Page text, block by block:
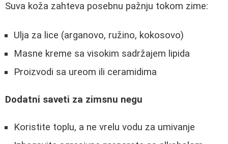
Suva koža zahteva posebnu pažnju tokom zime:
Ulja za lice (arganovo, ružino, kokosovo)
Masne kreme sa visokim sadržajem lipida
Proizvodi sa ureom ili ceramidima
Dodatni saveti za zimsnu negu
Koristite toplu, a ne vrelu vodu za umivanje